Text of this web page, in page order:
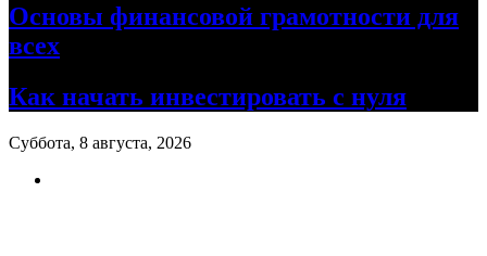
Основы финансовой грамотности для
всех
Как начать инвестировать с нуля
Суббота, 8 августа, 2026